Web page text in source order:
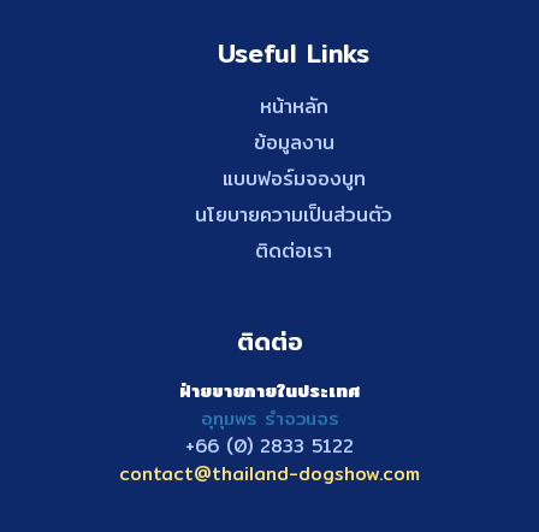
Useful Links
หน้าหลัก
ข้อมูลงาน
แบบฟอร์มจองบูท
นโยบายความเป็นส่วนตัว
ติดต่อเรา
ติดต่อ
ฝ่ายขายภายในประเทศ
อุทุมพร รำจวนจร
+66 (0) 2833 5122
contact@thailand-dogshow.com